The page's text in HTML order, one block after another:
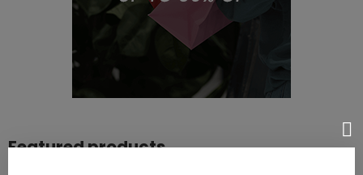
Featured products